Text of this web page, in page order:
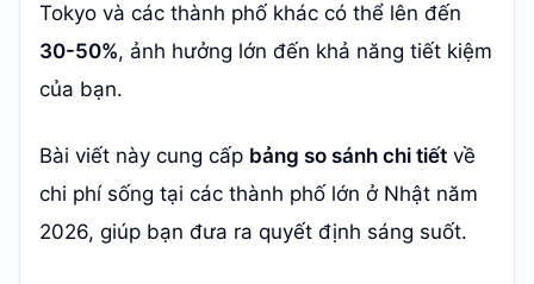
Tokyo và các thành phố khác có thể lên đến
30-50%, ảnh hưởng lớn đến khả năng tiết kiệm
của bạn.
Bài viết này cung cấp bảng so sánh chi tiết về
chi phí sống tại các thành phố lớn ở Nhật năm
2026, giúp bạn đưa ra quyết định sáng suốt.